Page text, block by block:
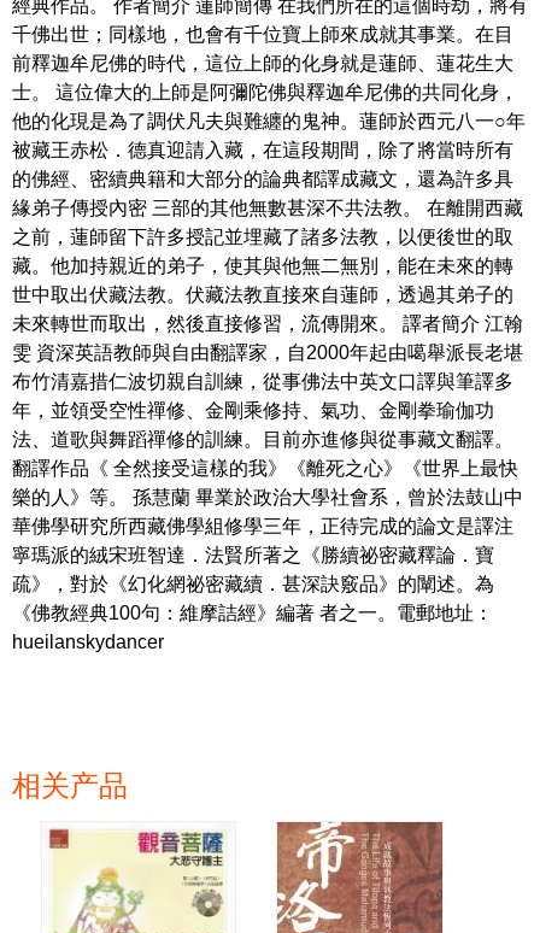
經典作品。 作者簡介 蓮師簡傳 在我們所在的這個時劫，將有
千佛出世；同樣地，也會有千位寶上師來成就其事業。在目
前釋迦牟尼佛的時代，這位上師的化身就是蓮師、蓮花生大
士。 這位偉大的上師是阿彌陀佛與釋迦牟尼佛的共同化身，
他的化現是為了調伏凡夫與難纏的鬼神。蓮師於西元八一○年
被藏王赤松．德真迎請入藏，在這段期間，除了將當時所有
的佛經、密續典籍和大部分的論典都譯成藏文，還為許多具
緣弟子傳授內密 三部的其他無數甚深不共法教。 在離開西藏
之前，蓮師留下許多授記並埋藏了諸多法教，以便後世的取
藏。他加持親近的弟子，使其與他無二無別，能在未來的轉
世中取出伏藏法教。伏藏法教直接來自蓮師，透過其弟子的
未來轉世而取出，然後直接修習，流傳開來。 譯者簡介 江翰
雯 資深英語教師與自由翻譯家，自2000年起由噶舉派長老堪
布竹清嘉措仁波切親自訓練，從事佛法中英文口譯與筆譯多
年，並領受空性禪修、金剛乘修持、氣功、金剛拳瑜伽功
法、道歌與舞蹈禪修的訓練。目前亦進修與從事藏文翻譯。
翻譯作品《 全然接受這樣的我》《離死之心》《世界上最快
樂的人》等。 孫慧蘭 畢業於政治大學社會系，曾於法鼓山中
華佛學研究所西藏佛學組修學三年，正待完成的論文是譯注
寧瑪派的絨宋班智達．法賢所著之《勝續祕密藏釋論．寶
疏》，對於《幻化網祕密藏續．甚深訣竅品》的闡述。為
《佛教經典100句：維摩詰經》編著 者之一。電郵地址：
hueilanskydancer
相关产品
页面